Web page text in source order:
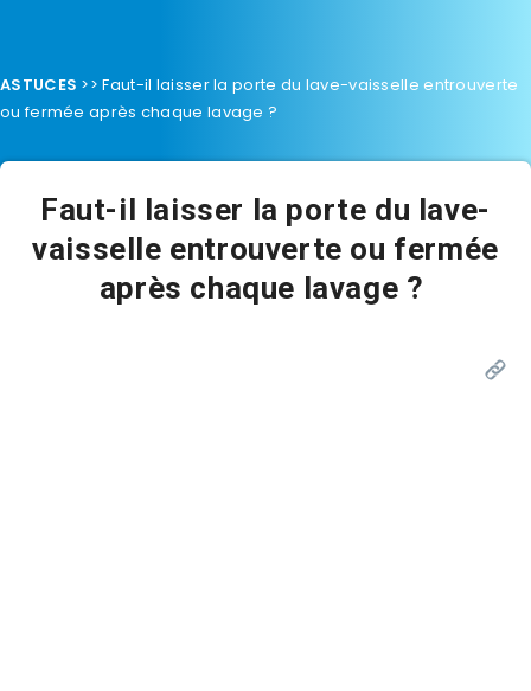
ASTUCES >>Faut-il laisser la porte du lave-vaisselle entrouverte
ou fermée après chaque lavage ?
Faut-il laisser la porte du lave-
vaisselle entrouverte ou fermée
après chaque lavage ?